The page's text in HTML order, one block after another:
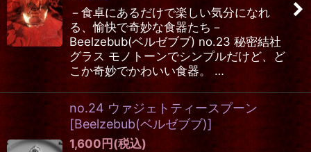
－食卓にあるだけで楽しい気分になれ
る、愉快で奇妙な食器たち－
Beelzebub(ベルゼブブ) no.23 秘密結社
グラス モノトーンでシンプルだけど、ど
こか奇妙でかわいい食器。 …
no.24 ウァジェトティースプーン
[Beelzebub(ベルゼブブ)]
1,600 円 (税込)